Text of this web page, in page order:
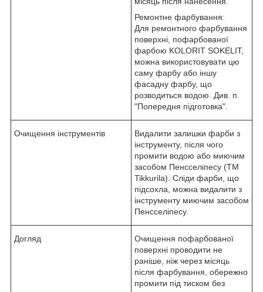
Ремонтне фарбування:
Для ремонтного фарбування
поверхні, пофарбованої
фарбою KOLORIT SOKELIT,
можна використовувати цю
саму фарбу або іншу
фасадну фарбу, що
розводиться водою. Див. п.
"Попередня підготовка".
Очищення інструментів
Видалити залишки фарби з
інструменту, після чого
промити водою або миючим
засобом Пенсселіпесу (ТМ
Tikkurila). Сліди фарби, що
підсохла, можна видалити з
інструменту миючим засобом
Пенсселіпесу.
Догляд
Очищення пофарбованої
поверхні проводити не
раніше, ніж через місяць
після фарбування, обережно
промити під тиском без